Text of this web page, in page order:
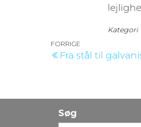
Kategori
Forrige
indlæg
FORRIGE
Fra stål til
Søg